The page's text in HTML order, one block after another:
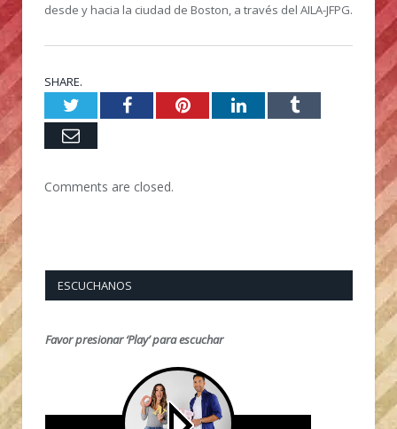
desde y hacia la ciudad de Boston, a través del AILA-JFPG.
SHARE.
TwitterFacebookPinterestLinkedInTumblr
Email
Comments are closed.
ESCUCHANOS
Favor presionar ‘Play’ para escuchar